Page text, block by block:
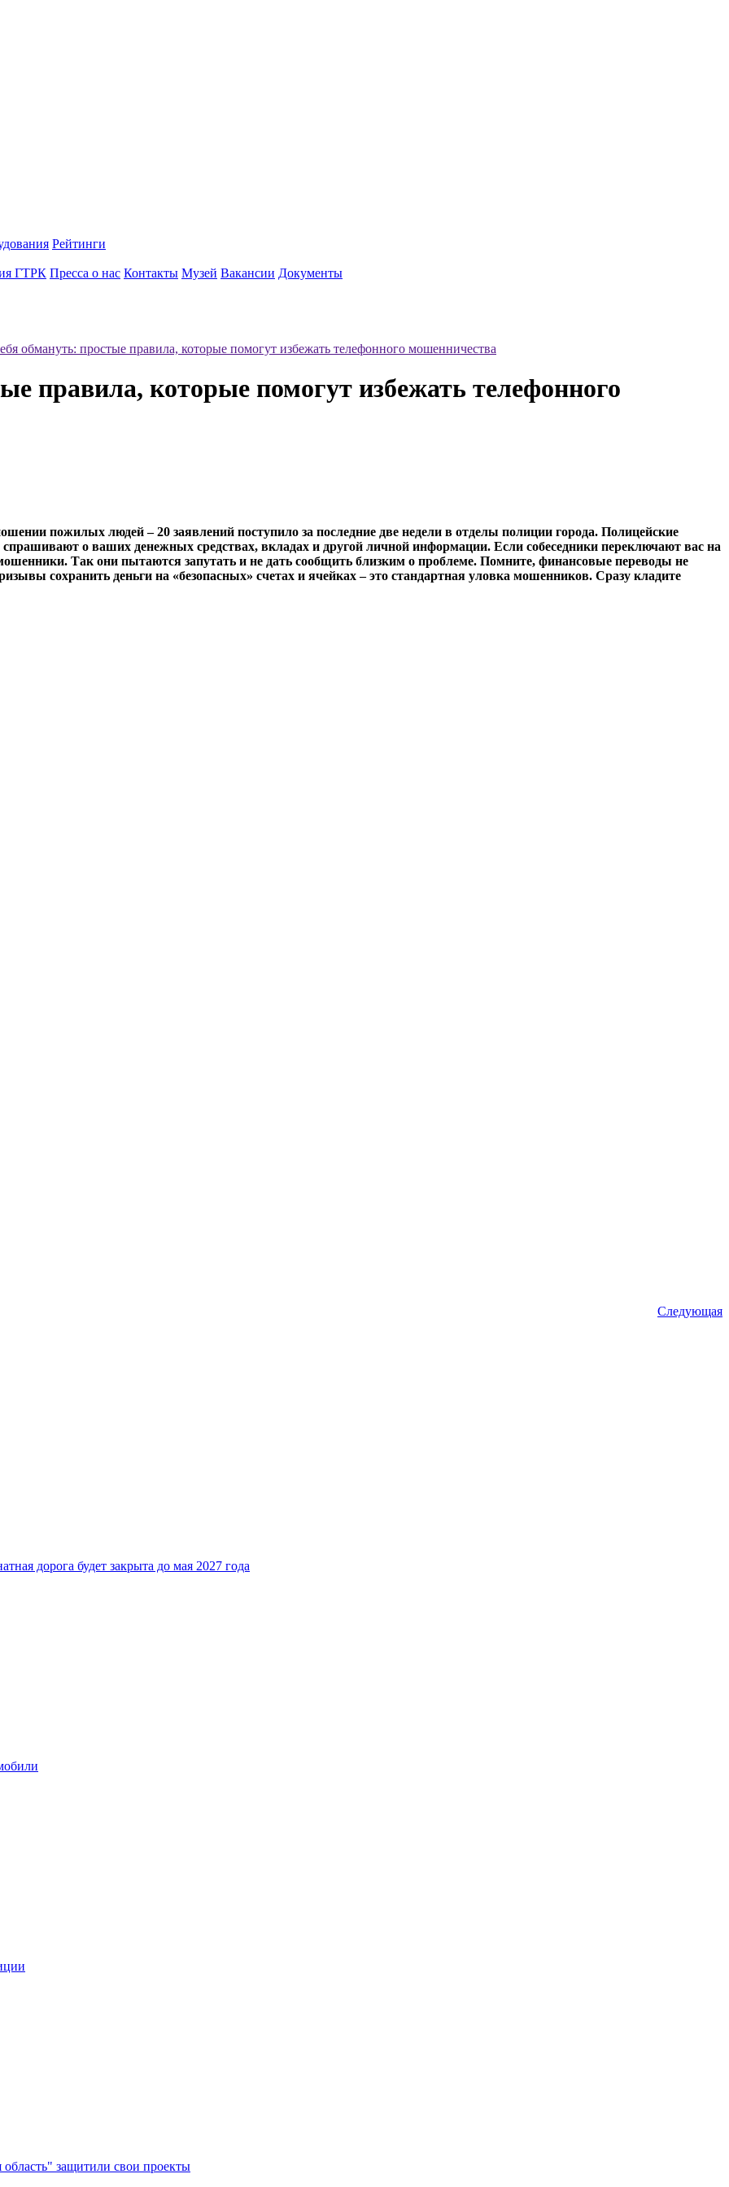
Рейтинги
ГТРК Пресса о нас Контакты Музей Вакансии Документы
обмануть: простые правила, которые помогут избежать телефонного мошенничества
правила, которые помогут избежать телефонного
пожилых людей – 20 заявлений поступило за последние две недели в отделы полиции города. Полицейские
о ваших денежных средствах, вкладах и другой личной информации. Если собеседники переключают вас на
Так они пытаются запутать и не дать сообщить близким о проблеме. Помните, финансовые переводы не
сохранить деньги на «безопасных» счетах и ячейках – это стандартная уловка мошенников. Сразу кладите
Следующая
дорога будет закрыта до мая 2027 года
защитили свои проекты